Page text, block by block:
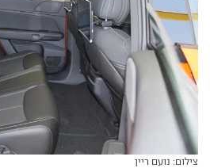
צילום: נועם ריין